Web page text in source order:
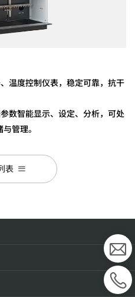
温度控制仪表，稳定可靠，抗干
数智能显示、设定、分析，可处
管理。
表